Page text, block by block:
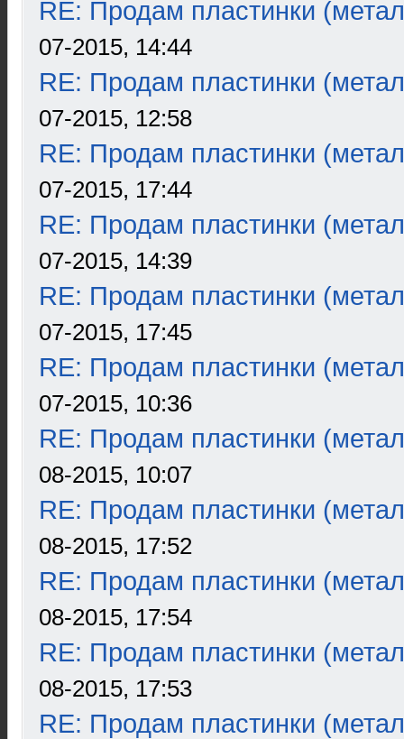
RE: Продам пластинки
07-2015, 14:44
RE: Продам пластинки
07-2015, 12:58
RE: Продам пластинки
07-2015, 17:44
RE: Продам пластинки
07-2015, 14:39
RE: Продам пластинки
07-2015, 17:45
RE: Продам пластинки
07-2015, 10:36
RE: Продам пластинки
08-2015, 10:07
RE: Продам пластинки
08-2015, 17:52
RE: Продам пластинки
08-2015, 17:54
RE: Продам пластинки
08-2015, 17:53
RE: Продам пластинки